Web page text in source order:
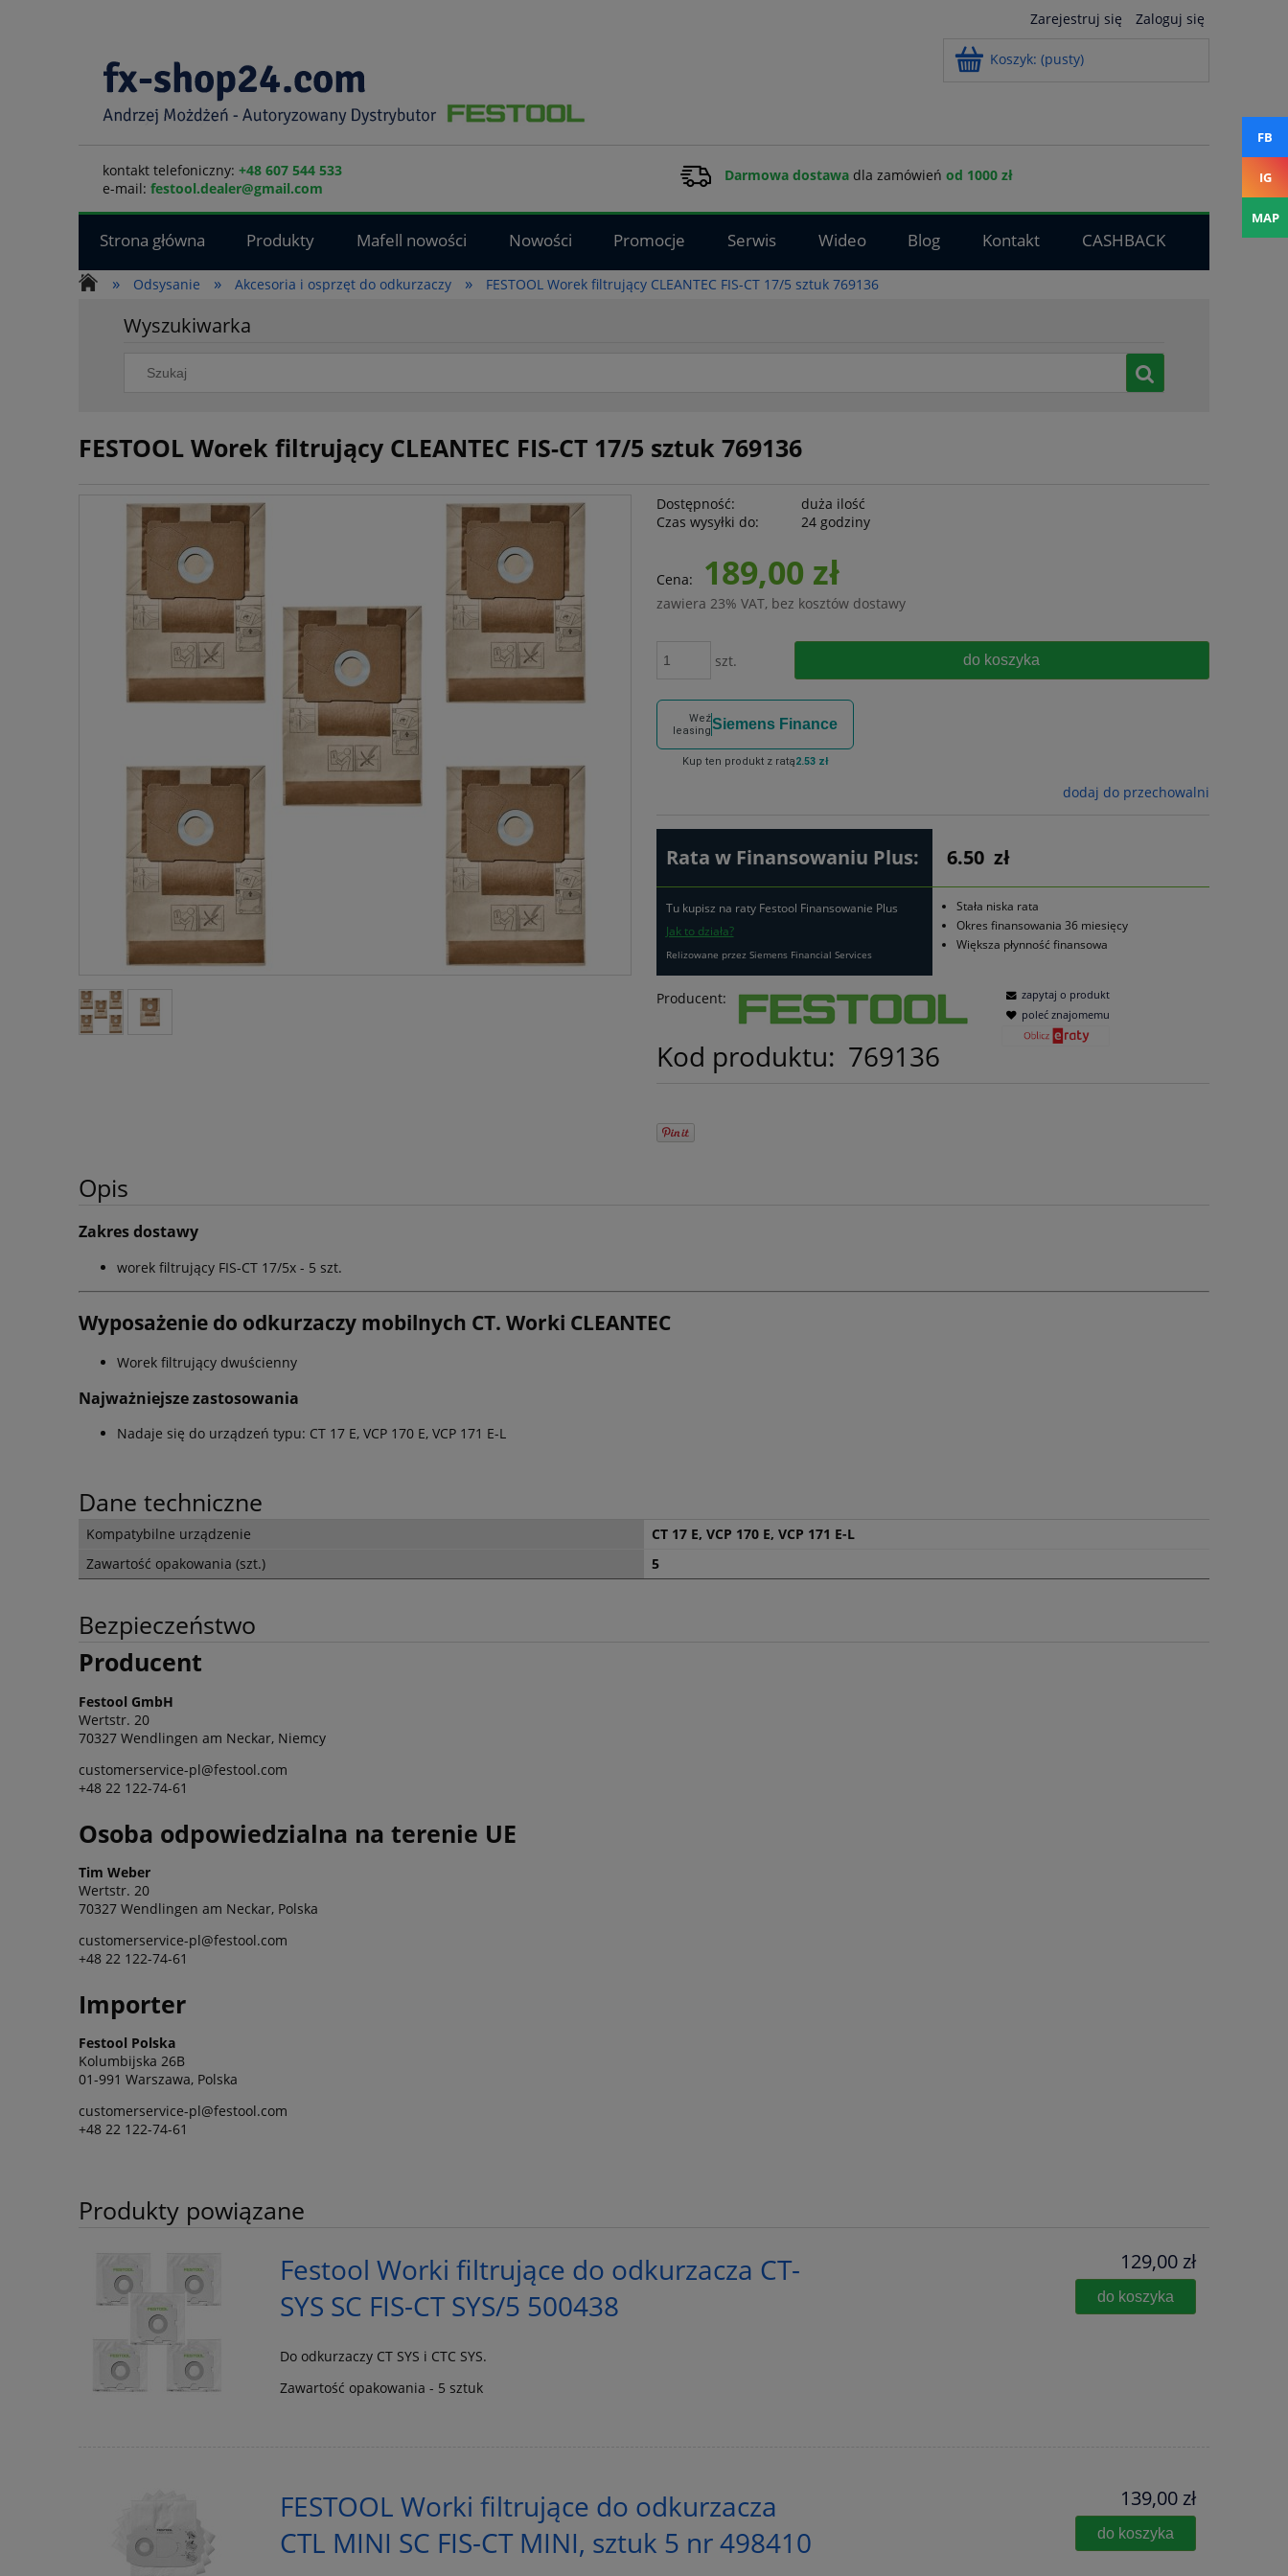
Zarejestruj się Zaloguj się
Koszyk: (pusty)
kontakt telefoniczny: +48 607 544 533
e-mail: festool.dealer@gmail.com
Darmowa dostawadla zamówień od 1000 zł
Strona główna Produkty Mafell nowości Nowości Promocje Serwis Wideo Blog Kontakt
CASHBACK
»
Odsysanie » Akcesoria i osprzęt do odkurzaczy » FESTOOL Worek filtrujący CLEANTEC FIS-CT 17/5 sztuk 769136
Wyszukiwarka
FESTOOL Worek filtrujący CLEANTEC FIS-CT 17/5 sztuk 769136
Dostępność:
duża ilość
Czas wysyłki do:
24 godziny
Cena: 189,00 zł
zawiera 23% VAT, bez kosztów dostawy
szt. do koszyka
Weź
leasingSiemens Finance
Kup ten produkt z ratą2.53 zł
dodaj do przechowalni
Rata w Finansowaniu Plus: 6.50 zł
Tu kupisz na raty Festool Finansowanie Plus
Jak to działa?
Relizowane przez Siemens Financial Services
Stała niska rata
Okres finansowania 36 miesięcy
Większa płynność finansowa
Producent:
Kod produktu: 769136
zapytaj o produkt
poleć znajomemu
Opis
Zakres dostawy
worek filtrujący FIS-CT 17/5x - 5 szt.
Wyposażenie do odkurzaczy mobilnych CT. Worki CLEANTEC
Worek filtrujący dwuścienny
Najważniejsze zastosowania
Nadaje się do urządzeń typu: CT 17 E, VCP 170 E, VCP 171 E-L
Dane techniczne
Kompatybilne urządzenie
CT 17 E, VCP 170 E, VCP 171 E-L
Zawartość opakowania (szt.)
5
Bezpieczeństwo
Producent
Festool GmbH
Wertstr. 20
70327 Wendlingen am Neckar, Niemcy
customerservice-pl@festool.com
+48 22 122-74-61
Osoba odpowiedzialna na terenie UE
Tim Weber
Wertstr. 20
70327 Wendlingen am Neckar, Polska
customerservice-pl@festool.com
+48 22 122-74-61
Importer
Festool Polska
Kolumbijska 26B
01-991 Warszawa, Polska
customerservice-pl@festool.com
+48 22 122-74-61
Produkty powiązane
Festool Worki filtrujące do odkurzacza CT-
SYS SC FIS-CT SYS/5 500438
Do odkurzaczy CT SYS i CTC SYS.
Zawartość opakowania - 5 sztuk
129,00 zł
do koszyka
FESTOOL Worki filtrujące do odkurzacza
CTL MINI SC FIS-CT MINI, sztuk 5 nr 498410
139,00 zł
do koszyka
FB
IG
MAP